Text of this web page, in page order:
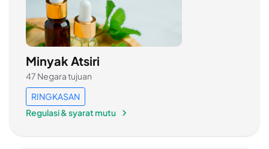
Minyak Atsiri
47 Negara tujuan
RINGKASAN
Regulasi & syarat mutu